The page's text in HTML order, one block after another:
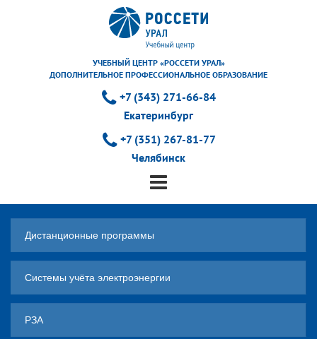
УЧЕБНЫЙ ЦЕНТР «РОССЕТИ УРАЛ»
ДОПОЛНИТЕЛЬНОЕ ПРОФЕССИОНАЛЬНОЕ ОБРАЗОВАНИЕ
+7 (343) 271-66-84
Екатеринбург
+7 (351) 267-81-77
Челябинск
Дистанционные программы
Системы учёта электроэнергии
РЗА